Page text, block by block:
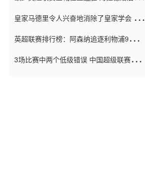
皇家马德里令人兴奋地消除了皇家学会 安
英超联赛排行榜：阿森纳追逐利物浦9分 曼
3场比赛中两个低级错误 中国超级联赛的前